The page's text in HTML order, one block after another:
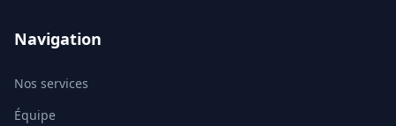
Navigation
Nos services
Équipe